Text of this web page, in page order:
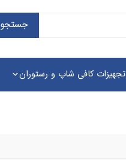
جستجو
برای:
جستجو
تجهیزات کافی شاپ و رستوران